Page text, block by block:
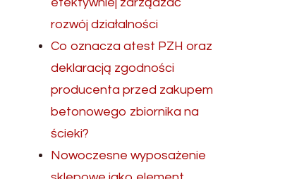
rozwój działalności
Co oznacza atest PZH oraz
deklaracją zgodności
producenta przed zakupem
betonowego zbiornika na
ścieki?
Nowoczesne wyposażenie